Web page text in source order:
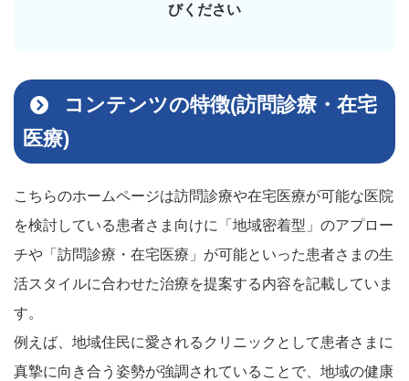
びください
コンテンツの特徴(訪問診療・在宅
医療)
こちらのホームページは訪問診療や在宅医療が可能な医院
を検討している患者さま向けに「地域密着型」のアプロー
チや「訪問診療・在宅医療」が可能といった患者さまの生
活スタイルに合わせた治療を提案する内容を記載していま
す。
例えば、地域住民に愛されるクリニックとして患者さまに
真摯に向き合う姿勢が強調されていることで、地域の健康